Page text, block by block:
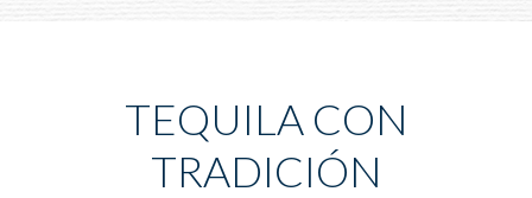
TEQUILA CON
TRADICIÓN